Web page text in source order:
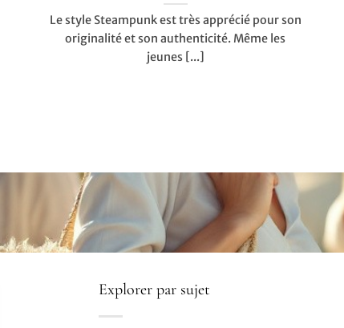
Le style Steampunk est très apprécié pour son
originalité et son authenticité. Même les
jeunes [...]
Explorer par sujet